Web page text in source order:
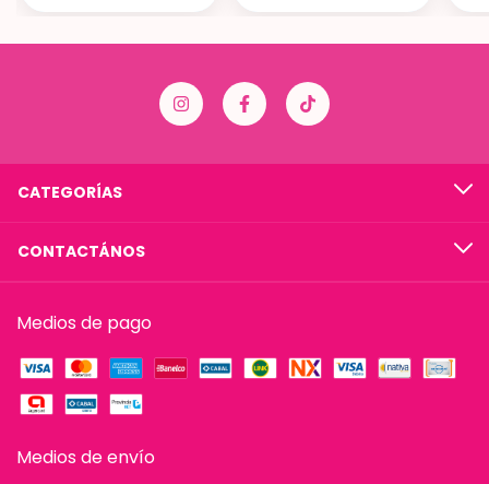
CATEGORÍAS
CONTACTÁNOS
Medios de pago
Medios de envío